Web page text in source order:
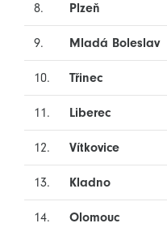
8. Plzeň
9. Mladá Boleslav
10. Třinec
11. Liberec
12. Vítkovice
13. Kladno
14. Olomouc